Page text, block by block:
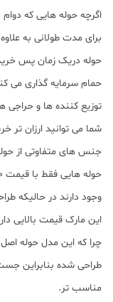
اگرچه حوله هایی که دوام
برای مدت طولانی به
حوله دریک زمان پس
حمام سرمایه گذاری می
توزیع کننده ها و حراجی
شما می توانید ارزان تر
جنس های متفاوتی از
این مارک قیمت بالایی
چرا که این مدل حوله
طراحی شده بنابراین
مناسب تر.